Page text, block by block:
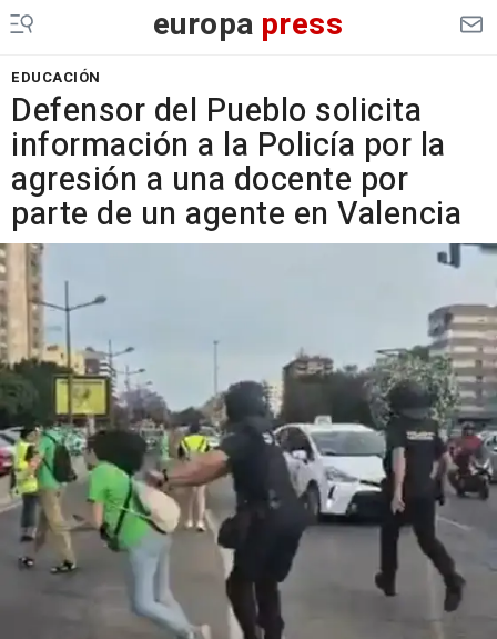
europa press
EDUCACIÓN
Defensor del Pueblo solicita
información a la Policía por la
agresión a una docente por
parte de un agente en Valencia